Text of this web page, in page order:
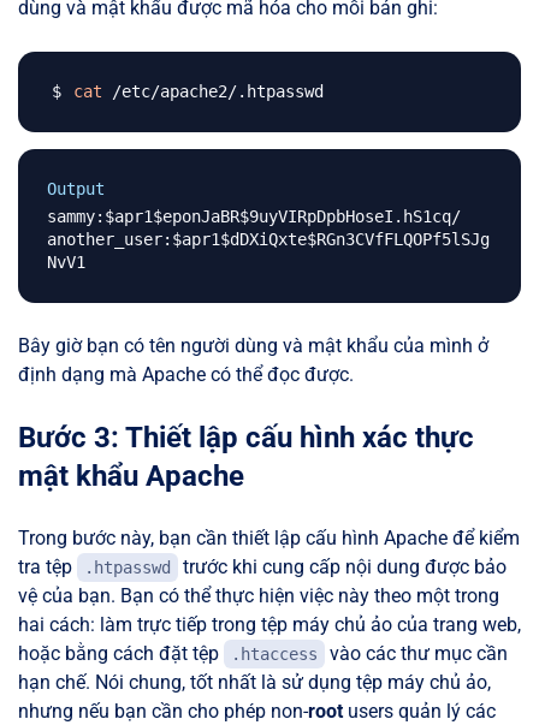
dùng và mật khẩu được mã hóa cho mỗi bản ghi:
cat
Output
sammy:$apr1$eponJaBR$9uyVIRpDpbHoseI.hS1cq/
another_user:$apr1$dDXiQxte$RGn3CVfFLQOPf5lSJg
Bây giờ bạn có tên người dùng và mật khẩu của mình ở
định dạng mà Apache có thể đọc được.
Bước 3: Thiết lập cấu hình xác thực
mật khẩu Apache
Trong bước này, bạn cần thiết lập cấu hình Apache để kiểm
tra tệp
.htpasswd
trước khi cung cấp nội dung được bảo
vệ của bạn. Bạn có thể thực hiện việc này theo một trong
hai cách: làm trực tiếp trong tệp máy chủ ảo của trang web,
hoặc bằng cách đặt tệp
.htaccess
vào các thư mục cần
hạn chế. Nói chung, tốt nhất là sử dụng tệp máy chủ ảo,
nhưng nếu bạn cần cho phép non-rootusers quản lý các